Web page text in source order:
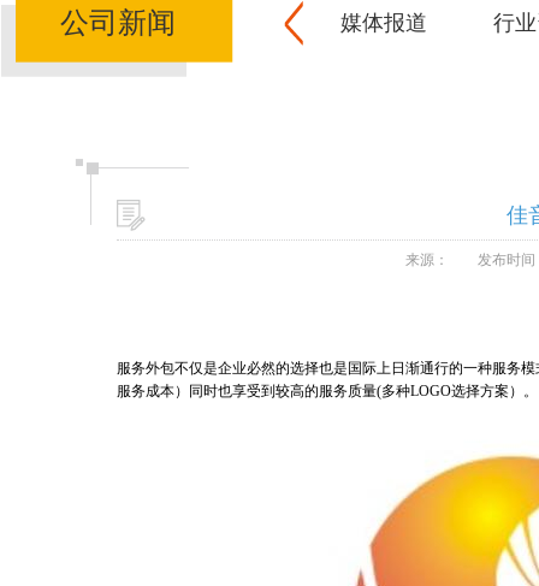
公司新闻 媒体报道 行
佳
来源： 发布时
服务外包不仅是企业必然的选择也是国际上日渐通行的一种服务
服务成本）同时也享受到较高的服务质量(多种LOGO选择方案）。